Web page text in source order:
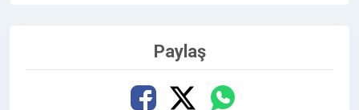
Paylaş